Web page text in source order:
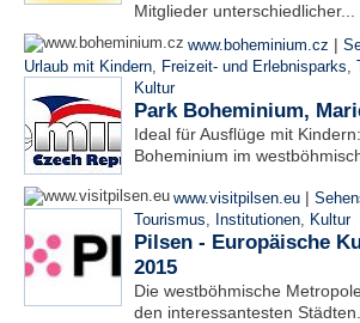
Mitglieder unterschiedlicher...
www.boheminium.cz |
Urlaub mit Kindern, Freizeit- und Erlebnisparks,
Kultur
Park Boheminium,
Ideal für Ausflüge mit
Boheminium im
www.visitpilsen.eu |
Tourismus, Institutionen, Kultur
Pilsen - Europäische
2015
Die westböhmische
den interessantesten